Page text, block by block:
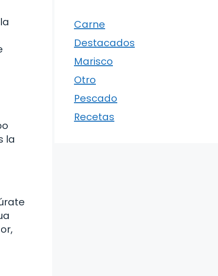
la
Carne
Destacados
Marisco
Otro
Pescado
Recetas